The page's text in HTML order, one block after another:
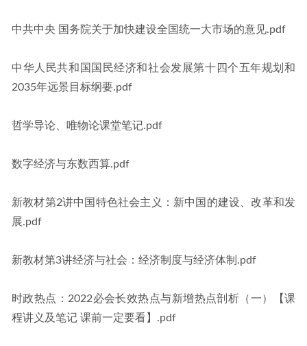
中共中央 国务院关于加快建设全国统一大市场的意见.pdf
中华人民共和国国民经济和社会发展第十四个五年规划和
2035年远景目标纲要.pdf
哲学导论、唯物论课堂笔记.pdf
数字经济与东数西算.pdf
新教材第2讲中国特色社会主义：新中国的建设、改革和发
展.pdf
新教材第3讲经济与社会：经济制度与经济体制.pdf
时政热点：2022必会长效热点与新增热点剖析（一）【课
程讲义及笔记 课前一定要看】.pdf